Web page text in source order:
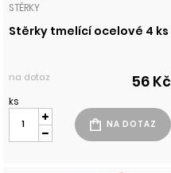
STĚRKY
Stěrky tmelící ocelové 4 ks
na dotaz 56 Kč
ks